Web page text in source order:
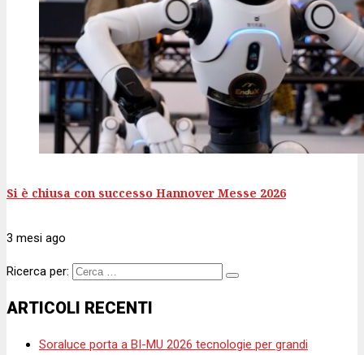
Si è chiusa con successo Hannover Messe 2026
3 mesi ago
Ricerca per:
ARTICOLI RECENTI
Soraluce porta a BI-MU 2026 tecnologie per grandi